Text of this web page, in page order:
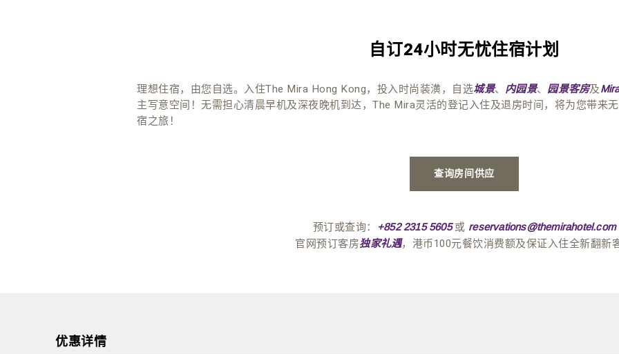
自订24小时无忧住宿计划
理想住宿，由您自选。入住The Mira Hong Kong，投入时尚装潢，自选城景、 内园景、 园景客房及
主写意空间！无需担心清晨早机及深夜晚机到达，The Mira灵活的登记入住及退房时间，将为您带来
宿之旅！
查询房间供应
预订或查询： +852 2315 5605或 reservations@themirahotel.com
官网预订客房独家礼遇，港币100元餐饮消费额及保证入住全新翻新
优惠详情